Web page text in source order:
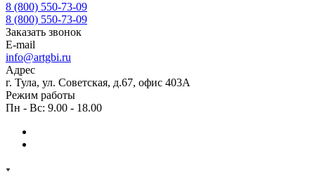
8 (800) 550-73-09
8 (800) 550-73-09
Заказать звонок
E-mail
info@artgbi.ru
Адрес
г. Тула, ул. Советская, д.67, офис 403А
Режим работы
Пн - Вс: 9.00 - 18.00